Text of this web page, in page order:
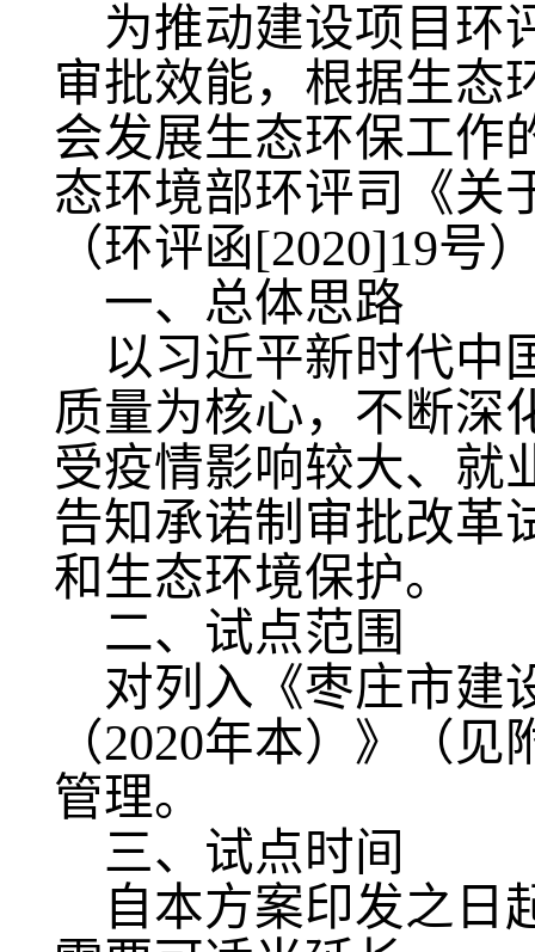
为推动建设项目环
审批效能，根据生态
会发展生态环保工作
态环境部环评司《关
（环评函[2020]19号
一、总体思路
以习近平新时代中
质量为核心，不断深
受疫情影响较大、就
告知承诺制审批改革
和生态环境保护。
二、试点范围
对列入《枣庄市建
（2020年本）》（
管理。
三、试点时间
自本方案印发之日